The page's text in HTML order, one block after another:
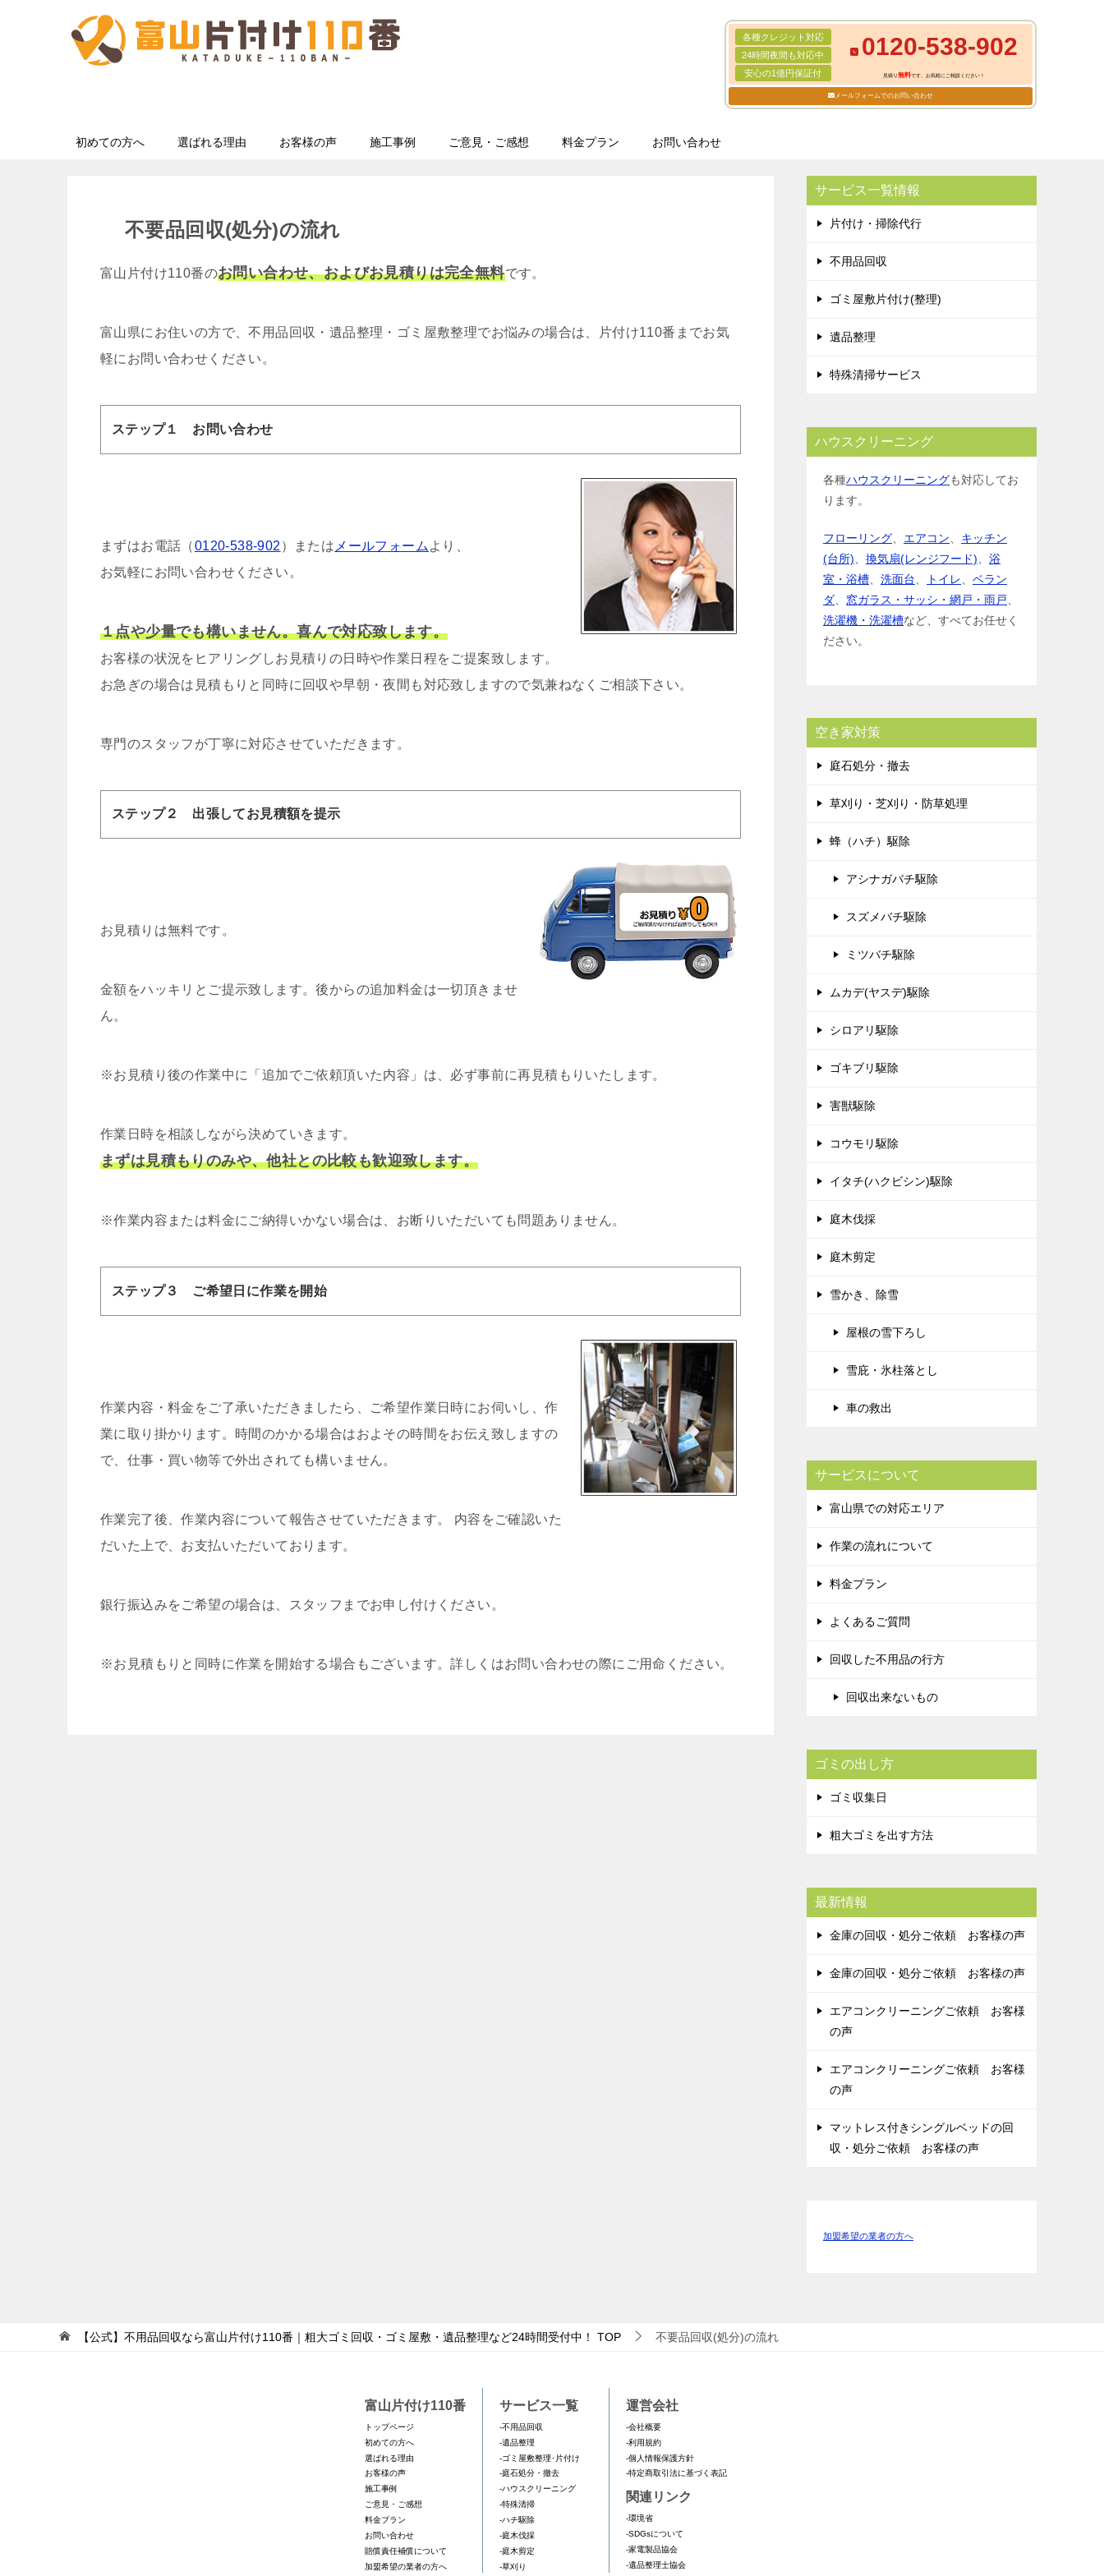
各種クレジット対応
24時間夜間も対応中
安心の1億円保証付
0120-538-902
見積り無料です。お気軽にご相談ください！
メールフォームでのお問い合わせ
初めての方へ 選ばれる理由 お客様の声 施工事例 ご意見・ご感想 料金プラン お問い合わせ
不要品回収(処分)の流れ
富山片付け110番のお問い合わせ、およびお見積りは完全無料です。
富山県にお住いの方で、不用品回収・遺品整理・ゴミ屋敷整理でお悩みの場合は、片付け110番までお気
軽にお問い合わせください。
ステップ１ お問い合わせ
まずはお電話（0120-538-902 ）または メールフォーム より、
お気軽にお問い合わせください。
１点や少量でも構いません。喜んで対応致します。
お客様の状況をヒアリングしお見積りの日時や作業日程をご提案致します。
お急ぎの場合は見積もりと同時に回収や早朝・夜間も対応致しますので気兼ねなくご相談下さい。
専門のスタッフが丁寧に対応させていただきます。
ステップ２ 出張してお見積額を提示
お見積りは無料です。
金額をハッキリとご提示致します。後からの追加料金は一切頂きませ
ん。
※お見積り後の作業中に「追加でご依頼頂いた内容」は、必ず事前に再見積もりいたします。
作業日時を相談しながら決めていきます。
まずは見積もりのみや、他社との比較も歓迎致します。
※作業内容または料金にご納得いかない場合は、お断りいただいても問題ありません。
ステップ３ ご希望日に作業を開始
作業内容・料金をご了承いただきましたら、ご希望作業日時にお伺いし、作
業に取り掛かります。時間のかかる場合はおよその時間をお伝え致しますの
で、仕事・買い物等で外出されても構いません。
作業完了後、作業内容について報告させていただきます。 内容をご確認いた
だいた上で、お支払いただいております。
銀行振込みをご希望の場合は、スタッフまでお申し付けください。
※お見積もりと同時に作業を開始する場合もございます。詳しくはお問い合わせの際にご用命ください。
サービス一覧情報
片付け・掃除代行
不用品回収
ゴミ屋敷片付け(整理)
遺品整理
特殊清掃サービス
ハウスクリーニング
各種ハウスクリーニングも対応してお
ります。
フローリング エアコン
キッチン
(台所)
換気扇(レンジフード)
浴
室・浴槽
洗面台 トイレ
ベラン
ダ
窓ガラス・サッシ・網戸・雨戸
洗濯機・洗濯槽など、すべてお任せく
ださい。
空き家対策
庭石処分・撤去
草刈り・芝刈り・防草処理
蜂（ハチ）駆除
アシナガバチ駆除
スズメバチ駆除
ミツバチ駆除
ムカデ(ヤスデ)駆除
シロアリ駆除
ゴキブリ駆除
害獣駆除
コウモリ駆除
イタチ(ハクビシン)駆除
庭木伐採
庭木剪定
雪かき、除雪
屋根の雪下ろし
雪庇・氷柱落とし
車の救出
サービスについて
富山県での対応エリア
作業の流れについて
料金プラン
よくあるご質問
回収した不用品の行方
回収出来ないもの
ゴミの出し方
ゴミ収集日
粗大ゴミを出す方法
最新情報
金庫の回収・処分ご依頼 お客様の声
金庫の回収・処分ご依頼 お客様の声
エアコンクリーニングご依頼 お客様
の声
エアコンクリーニングご依頼 お客様
の声
マットレス付きシングルベッドの回
収・処分ご依頼 お客様の声
加盟希望の業者の方へ
【公式】不用品回収なら富山片付け110番｜粗大ゴミ回収・ゴミ屋敷・遺品整理など24時間受付中！ TOP 不要品回収(処分)の流れ
富山片付け110番
トップページ
初めての方へ
選ばれる理由
お客様の声
施工事例
ご意見・ご感想
料金プラン
お問い合わせ
賠償責任補償について
加盟希望の業者の方へ
サービス一覧
-不用品回収
-遺品整理
-ゴミ屋敷整理･片付け
-庭石処分・撤去
-ハウスクリーニング
-特殊清掃
-ハチ駆除
-庭木伐採
-庭木剪定
-草刈り
運営会社
-会社概要
-利用規約
-個人情報保護方針
-特定商取引法に基づく表記
関連リンク
-環境省
-SDGsについて
-家電製品協会
-遺品整理士協会